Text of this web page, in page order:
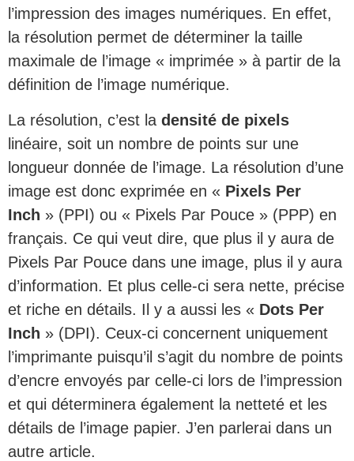
l’impression des images numériques. En effet,
la résolution permet de déterminer la taille
maximale de l’image « imprimée » à partir de la
définition de l’image numérique.
La résolution, c’est la densité de pixels
linéaire, soit un nombre de points sur une
longueur donnée de l’image. La résolution d’une
image est donc exprimée en « Pixels Per
Inch » (PPI) ou « Pixels Par Pouce » (PPP) en
français. Ce qui veut dire, que plus il y aura de
Pixels Par Pouce dans une image, plus il y aura
d’information. Et plus celle-ci sera nette, précise
et riche en détails. Il y a aussi les « Dots Per
Inch » (DPI). Ceux-ci concernent uniquement
l’imprimante puisqu’il s’agit du nombre de points
d’encre envoyés par celle-ci lors de l’impression
et qui déterminera également la netteté et les
détails de l’image papier. J’en parlerai dans un
autre article.